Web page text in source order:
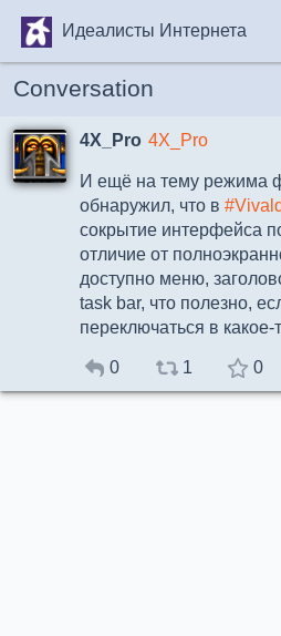
Идеалисты Интернета
Conversation
4X_Pro 4X_Pro
И ещё на тему режима
обнаружил, что в
сокрытие интерфейса
отличие от
доступно меню,
task bar, что полезно,
переключаться в какое-
0 1 0